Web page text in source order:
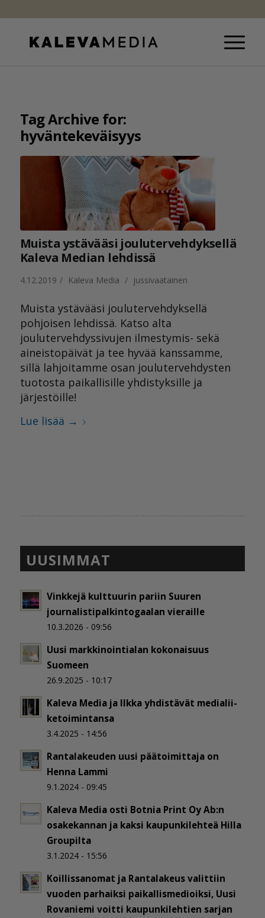
Tag Archive for:
hyväntekeväisyys
Muista ystävääsi joulutervehdyksellä
Kaleva Median lehdissä
4.12.2019 / Kaleva Media / jussivaatainen
Muista ystävääsi joulutervehdyksellä
pohjoisen lehdissä. Katso alta
joulutervehdyssivujen ilmestymis- sekä
aineistopäivät ja tee hyvää kanssamme,
sillä lahjoitamme osan joulutervehdysten
tuotosta paikallisille yhdistyksille ja
järjestöille!
Lue lisää →
UUSIMMAT
Vinkkejä kulttuurin pariin Suuren
journalistipalkintogaalan vieraille
10.3.2026 - 09:56
Uusi markkinointialan kokonaisuus
Suomeen
26.9.2025 - 10:17
Kaleva Media ja Ilkka yh­dis­tä­vät me­dia­lii­
ke­toi­min­tan­sa
3.4.2025 - 14:56
Rantalakeuden uusi päätoimittaja on
Henna Lammi
9.1.2024 - 09:45
Kaleva Media osti Botnia Print Oy Ab:n
osakekannan ja kaksi kaupunkilehteä Hilla
Groupilta
3.1.2024 - 15:56
Koillissanomat ja Rantalakeus valittiin
vuoden parhaiksi paikallismedioiksi, Uusi
Rovaniemi voitti kaupunkilehtien sarjan